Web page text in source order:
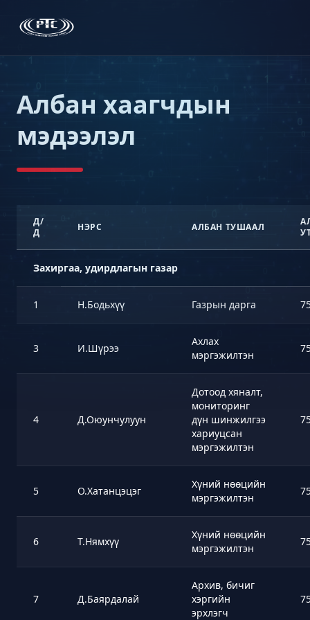
Албан хаагчдын
мэдээлэл
Д/
Д
НЭРС АЛБАН ТУШААЛ
Захиргаа, удирдлагын газар
1 Н.Бодьхүү Газрын дарга
3 И.Шүрээ
Ахлах
мэргэжилтэн
4 Д.Оюунчулуун
Дотоод хяналт,
мониторинг
дүн шинжилгээ
хариуцсан
мэргэжилтэн
5 О.Хатанцэцэг
Хүний нөөцийн
мэргэжилтэн
6 Т.Нямхүү
Хүний нөөцийн
мэргэжилтэн
7 Д.Баярдалай
Архив, бичиг
хэргийн
эрхлэгч